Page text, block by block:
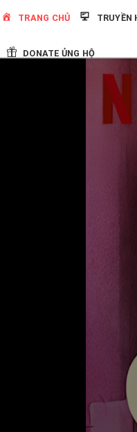
TRANG CHỦ TRUYỀN
DONATE ỦNG HỘ